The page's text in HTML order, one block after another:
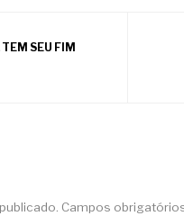
SEU FIM
Campos